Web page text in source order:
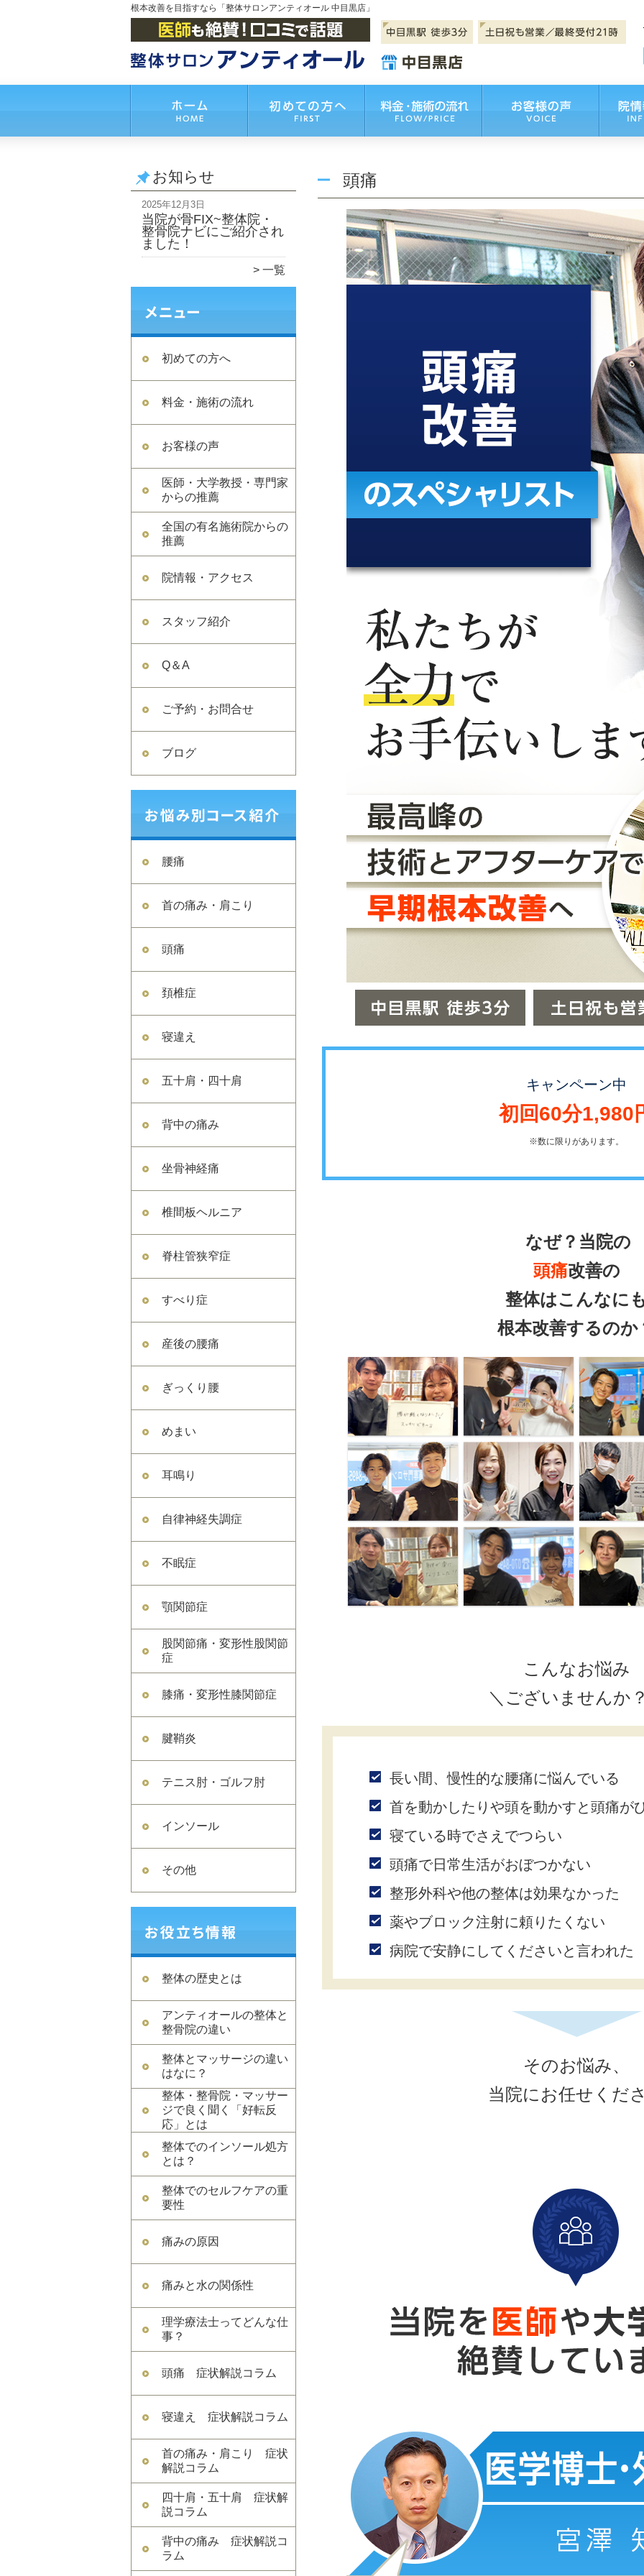
根本改善を目指すなら「整体サロンアンティオール 中目黒店」
お知らせ
2025年12月3日
当院が骨FIX~整体院・
整骨院ナビにご紹介され
ました！
一覧
初めての方へ
料金・施術の流れ
お客様の声
医師・大学教授・専門家
からの推薦
全国の有名施術院からの
推薦
院情報・アクセス
スタッフ紹介
Q＆A
ご予約・お問合せ
ブログ
腰痛
首の痛み・肩こり
頭痛
頚椎症
寝違え
五十肩・四十肩
背中の痛み
坐骨神経痛
椎間板ヘルニア
脊柱管狭窄症
すべり症
産後の腰痛
ぎっくり腰
めまい
耳鳴り
自律神経失調症
不眠症
顎関節症
股関節痛・変形性股関節
症
膝痛・変形性膝関節症
腱鞘炎
テニス肘・ゴルフ肘
インソール
その他
整体の歴史とは
アンティオールの整体と
整骨院の違い
整体とマッサージの違い
はなに？
整体・整骨院・マッサー
ジで良く聞く「好転反
応」とは
整体でのインソール処方
とは？
整体でのセルフケアの重
要性
痛みの原因
痛みと水の関係性
理学療法士ってどんな仕
事？
頭痛 症状解説コラム
寝違え 症状解説コラム
首の痛み・肩こり 症状
解説コラム
四十肩・五十肩 症状解
説コラム
背中の痛み 症状解説コ
ラム
頭痛
キャンペーン中
初回60分1,980
※数に限りがあります。
なぜ？当院の
頭痛改善の
整体はこんなに
根本改善するのか
こんなお悩み
＼ございませんか
長い間、慢性的な腰痛に悩んでいる
首を動かしたりや頭を動かすと頭痛が
寝ている時でさえでつらい
頭痛で日常生活がおぼつかない
整形外科や他の整体は効果なかった
薬やブロック注射に頼りたくない
病院で安静にしてくださいと言われた
そのお悩み、
当院にお任せくだ